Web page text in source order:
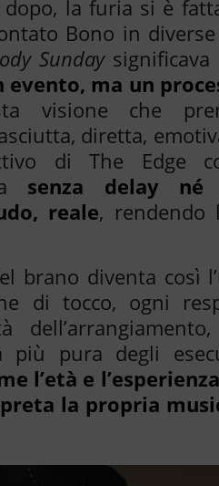
dopo, la furia si è
Bono in
Sundaysignificava
evento, ma un
visione che
diretta,
di The Edge
senza delay né
reale, rendendo
brano diventa così
di tocco, ogni
più pura degli
l’età e
la propria